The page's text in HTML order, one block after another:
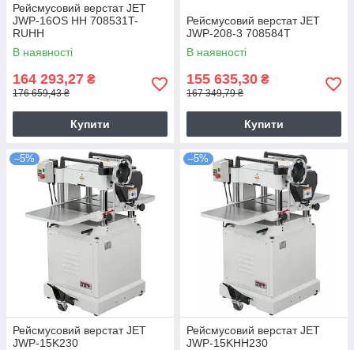
Рейсмусовий верстат JET
JWP-16OS HH 708531T-
RUHH
В наявності
164 293,27 ₴
176 659,43 ₴
Купити
Рейсмусовий верстат JET
JWP-208-3 708584T
В наявності
155 635,30 ₴
167 349,79 ₴
Купити
–5%
Рейсмусовий верстат JET
JWP-15K230
–5%
Рейсмусовий верстат JET
JWP-15KHH230